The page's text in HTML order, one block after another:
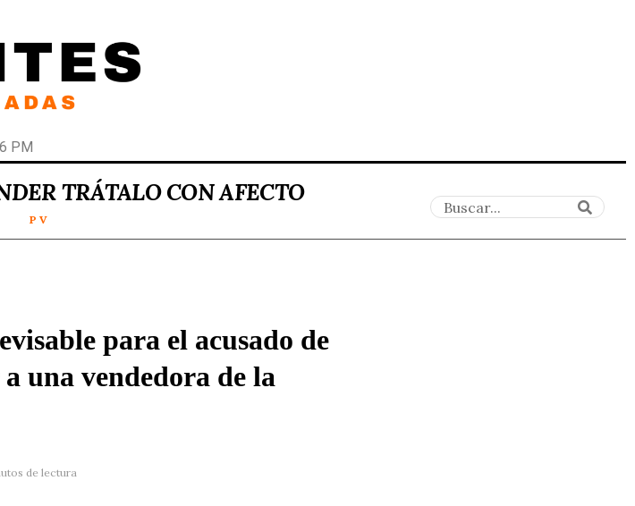
PM
TRÁTALO CON AFECTO
P V
para el acusado de
una vendedora de la
de lectura